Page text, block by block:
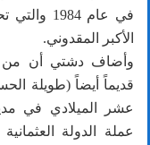
في عام
الأكبر المقدوني.
وأضاف دشتي أن من
قديماً أيضاً (طويلة
عشر الميلادي في
عملة الدولة